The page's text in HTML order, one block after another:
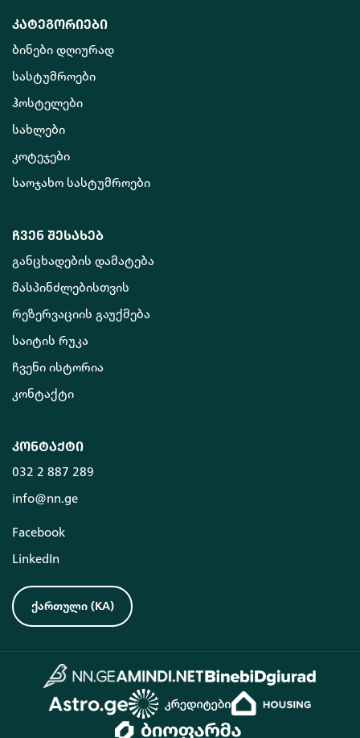
კატეგორიები
ბინები დღიურად
სასტუმროები
ჰოსტელები
სახლები
კოტეჯები
საოჯახო სასტუმროები
ჩვენ შესახებ
განცხადების დამატება
მასპინძლებისთვის
რეზერვაციის გაუქმება
საიტის რუკა
ჩვენი ისტორია
კონტაქტი
კონტაქტი
032 2 887 289
info@nn.ge
Facebook
LinkedIn
ქართული (KA)